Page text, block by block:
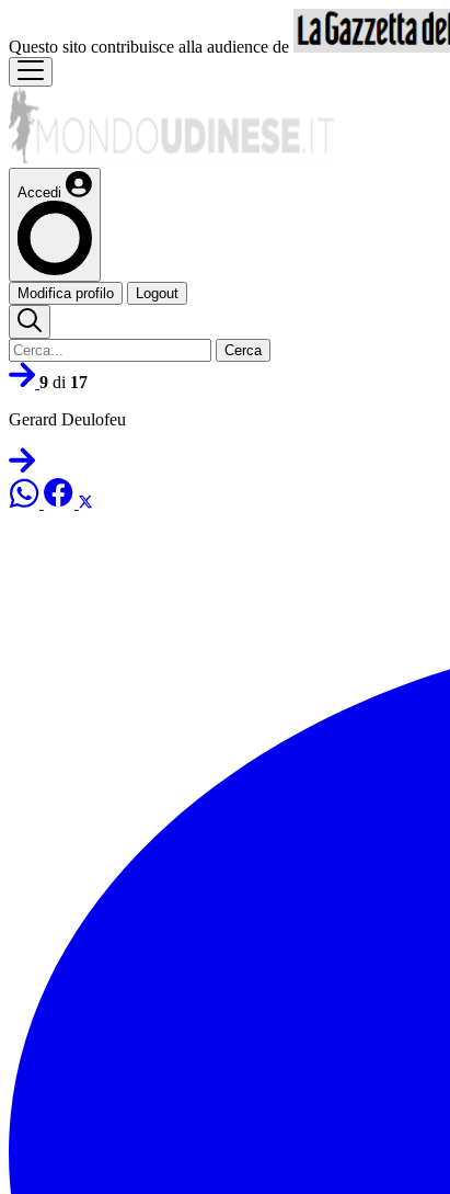
Questo sito contribuisce alla audience de
Accedi
Modifica profilo Logout
Cerca
9 di 17
Gerard Deulofeu